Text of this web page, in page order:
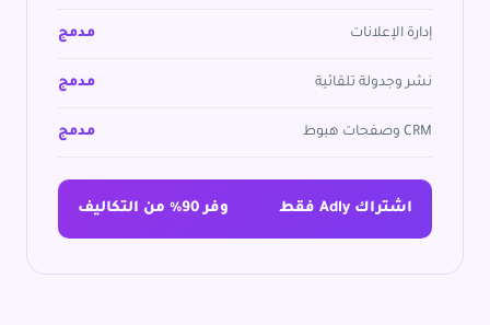
إدارة الإعلانات مدمج
نشر وجدولة تلقائية مدمج
CRM وصفحات هبوط مدمج
اشتراك Adly فقط وفر 90% من التكاليف